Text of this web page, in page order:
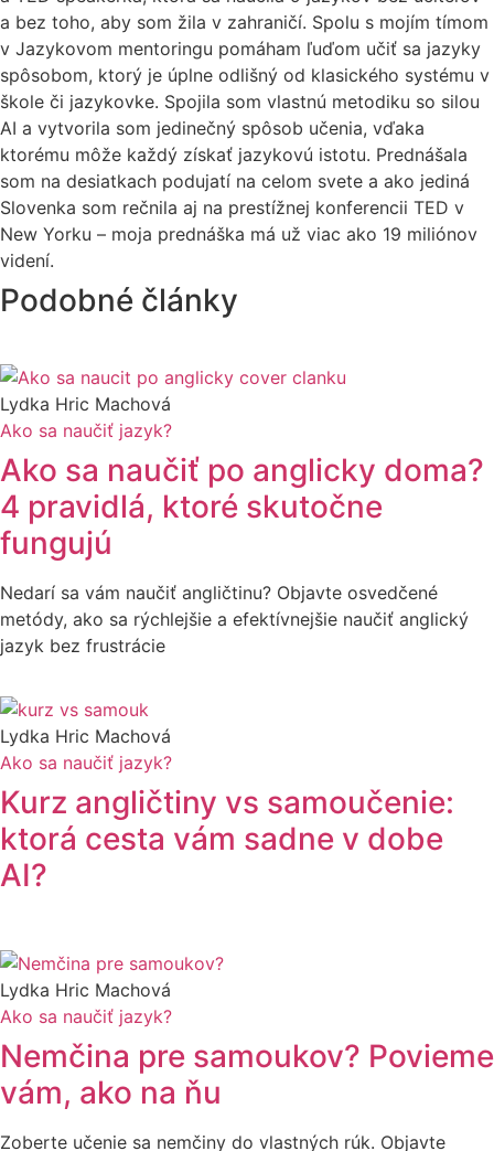
a bez toho, aby som žila v zahraničí. Spolu s mojím tímom
v Jazykovom mentoringu pomáham ľuďom učiť sa jazyky
spôsobom, ktorý je úplne odlišný od klasického systému v
škole či jazykovke. Spojila som vlastnú metodiku so silou
AI a vytvorila som jedinečný spôsob učenia, vďaka
ktorému môže každý získať jazykovú istotu. Prednášala
som na desiatkach podujatí na celom svete a ako jediná
Slovenka som rečnila aj na prestížnej konferencii TED v
New Yorku – moja prednáška má už viac ako 19 miliónov
videní.
Podobné články
Lydka Hric Machová
Ako sa naučiť jazyk?
Ako sa naučiť po anglicky doma?
4 pravidlá, ktoré skutočne
fungujú
Nedarí sa vám naučiť angličtinu? Objavte osvedčené
metódy, ako sa rýchlejšie a efektívnejšie naučiť anglický
jazyk bez frustrácie
Lydka Hric Machová
Ako sa naučiť jazyk?
Kurz angličtiny vs samoučenie:
ktorá cesta vám sadne v dobe
AI?
Lydka Hric Machová
Ako sa naučiť jazyk?
Nemčina pre samoukov? Povieme
vám, ako na ňu
Zoberte učenie sa nemčiny do vlastných rúk. Objavte